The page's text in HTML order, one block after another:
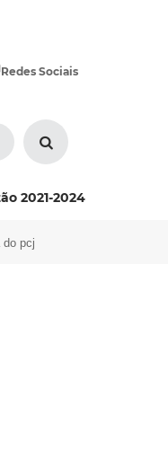
Redes Sociais
2021-2024
do pcj